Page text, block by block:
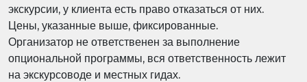
экскурсии, у клиента есть право отказаться от них.
Цены, указанные выше, фиксированные.
Организатор не ответственен за выполнение
опциональной программы, вся ответственность лежит
на экскурсоводе и местных гидах.